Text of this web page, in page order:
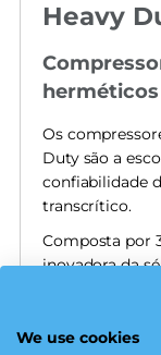
We use cookies
Heavy
herméticos
Os
Duty são a
confiabilidade
transcrítico.
Composta por
inovadora da